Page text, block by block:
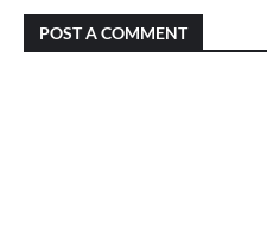
POST A COMMENT